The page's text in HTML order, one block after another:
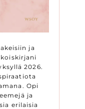
ja
2026.
Opi
ja
erilaisia